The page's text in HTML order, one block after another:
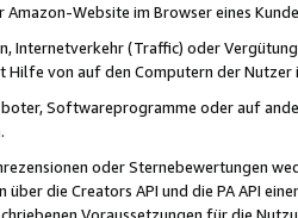
Amazon-Website im Browser eines
Internetverkehr (Traffic) oder
Hilfe von auf den Computern der
Softwareprogramme oder auf
oder Sternebewertungen
über die Creators API und die PA API
Voraussetzungen für die